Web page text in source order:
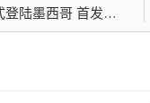
西哥 首发车型B10